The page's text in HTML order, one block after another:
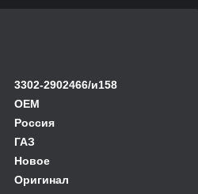
3302-2902466/и158
OEM
Россия
ГАЗ
Новое
Оригинал